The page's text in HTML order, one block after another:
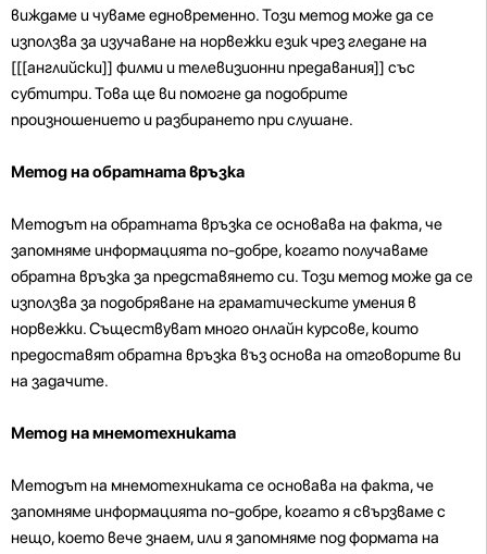
виждаме и чуваме едновременно. Този метод може да се
използва за изучаване на норвежки език чрез гледане на
[[[английски]] филми и телевизионни предавания]] със
субтитри. Това ще ви помогне да подобрите
произношението и разбирането при слушане.
Метод на обратната връзка
Методът на обратната връзка се основава на факта, че
запомняме информацията по-добре, когато получаваме
обратна връзка за представянето си. Този метод може да се
използва за подобряване на граматическите умения в
норвежки. Съществуват много онлайн курсове, които
предоставят обратна връзка въз основа на отговорите ви
на задачите.
Метод на мнемотехниката
Методът на мнемотехниката се основава на факта, че
запомняме информацията по-добре, когато я свързваме с
нещо, което вече знаем, или я запомняме под формата на